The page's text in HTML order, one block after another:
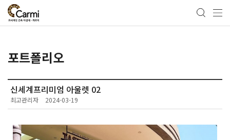
포트폴리오
신세계프리미엄 아울렛 02
최고관리자 2024-03-19